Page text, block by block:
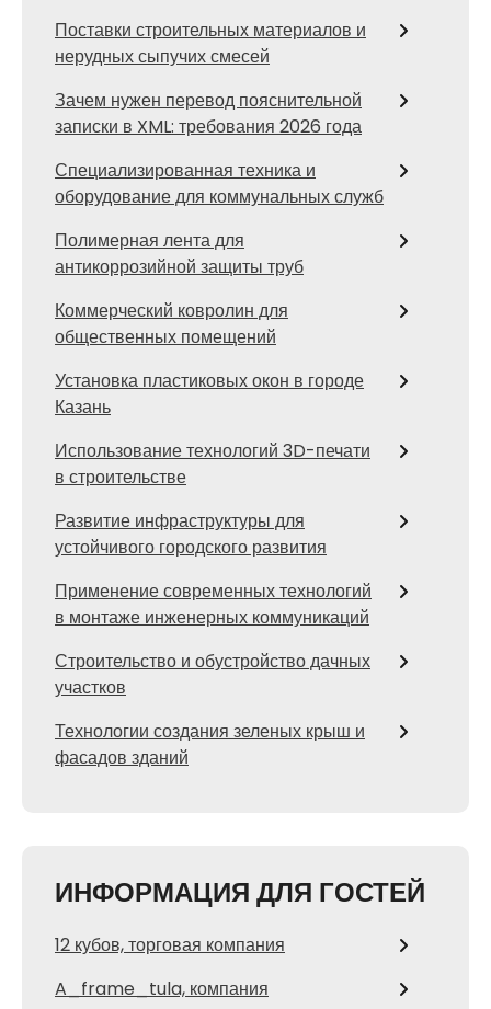
Поставки строительных материалов и
нерудных сыпучих смесей
Зачем нужен перевод пояснительной
записки в XML: требования 2026 года
Специализированная техника и
оборудование для коммунальных служб
Полимерная лента для
антикоррозийной защиты труб
Коммерческий ковролин для
общественных помещений
Установка пластиковых окон в городе
Казань
Использование технологий 3D-печати
в строительстве
Развитие инфраструктуры для
устойчивого городского развития
Применение современных технологий
в монтаже инженерных коммуникаций
Строительство и обустройство дачных
участков
Технологии создания зеленых крыш и
фасадов зданий
ИНФОРМАЦИЯ ДЛЯ ГОСТЕЙ
12 кубов, торговая компания
A_frame_tula, компания